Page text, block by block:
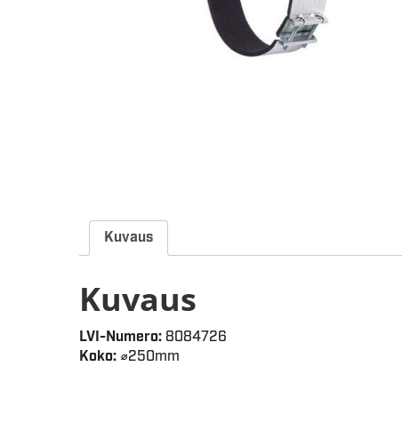
Kuvaus
Kuvaus
LVI-Numero:8084726
Koko:⌀250mm